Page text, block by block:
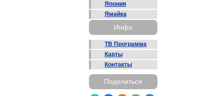
Япония
Ямайка
Инфо
ТВ Программа
Карты
Контакты
Поделиться